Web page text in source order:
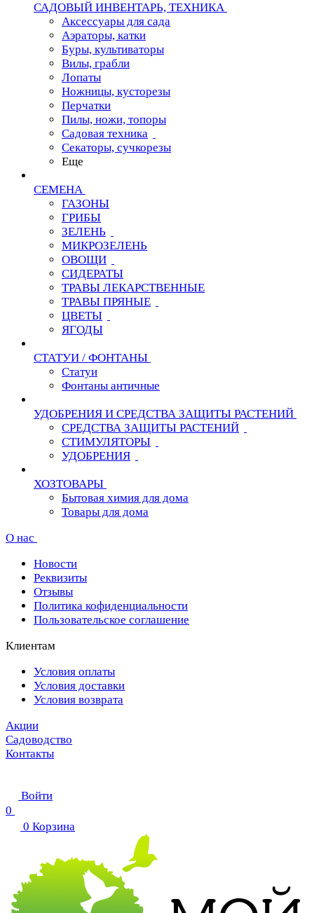
САДОВЫЙ ИНВЕНТАРЬ, ТЕХНИКА
Аксессуары для сада
Аэраторы, катки
Буры, культиваторы
Вилы, грабли
Лопаты
Ножницы, кусторезы
Перчатки
Пилы, ножи, топоры
Садовая техника
Секаторы, сучкорезы
Еще
СЕМЕНА
ГАЗОНЫ
ГРИБЫ
ЗЕЛЕНЬ
МИКРОЗЕЛЕНЬ
ОВОЩИ
СИДЕРАТЫ
ТРАВЫ ЛЕКАРСТВЕННЫЕ
ТРАВЫ ПРЯНЫЕ
ЦВЕТЫ
ЯГОДЫ
СТАТУИ / ФОНТАНЫ
Статуи
Фонтаны античные
УДОБРЕНИЯ И СРЕДСТВА ЗАЩИТЫ РАСТЕНИЙ
СРЕДСТВА ЗАЩИТЫ РАСТЕНИЙ
СТИМУЛЯТОРЫ
УДОБРЕНИЯ
ХОЗТОВАРЫ
Бытовая химия для дома
Товары для дома
О нас
Новости
Реквизиты
Отзывы
Политика кофиденциальности
Пользовательское соглашение
Клиентам
Условия оплаты
Условия доставки
Условия возврата
Акции
Садоводство
Контакты
Войти
0
0 Корзина